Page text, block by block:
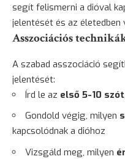
segít felismerni a dióval
jelentését és az életedben
Asszociációs
A szabad asszociáció
jelentését:
Írd le az első 5-10 szót
Gondold végig, milyen
kapcsolódnak a dióhoz
Vizsgáld meg, milyen